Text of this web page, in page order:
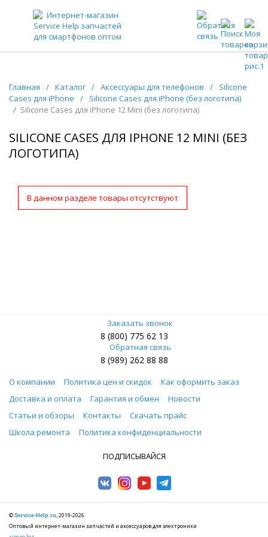
ЗАПЧАСТИ ДЛЯ ТЕЛЕФОНОВ ОПТОМ
Главная / Каталог / Аксессуары для телефонов /
Silicone
Cases для iPhone
/
Silicone Cases для iPhone (без логотипа)
/ Silicone Cases для iPhone 12 Mini (без логотипа)
SILICONE CASES ДЛЯ IPHONE 12 MINI (БЕЗ
ЛОГОТИПА)
В данном разделе товары отсутствуют
Заказать звонок
8 (800) 775 62 13
Обратная связь
8 (989) 262 88 88
О компании Политика цен и скидок
Как оформить заказ
Доставка и оплата
Гарантия и обмен
Новости
Статьи и обзоры
Контакты
Скачать прайс
Школа ремонта
Политика конфиденциальности
ПОДПИСЫВАЙСЯ
© Service-Help.ru, 2019-2026
Оптовый интернет-магазин запчастей и аксессуаров для электроники